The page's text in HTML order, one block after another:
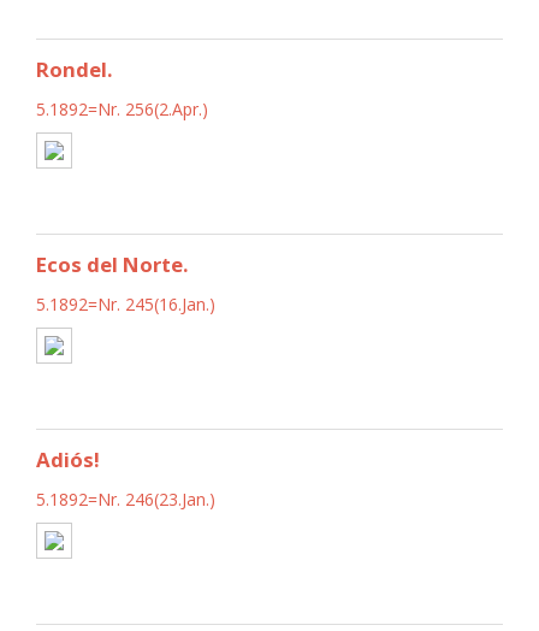
Rondel.
5.1892=Nr. 256(2.Apr.)
Ecos del Norte.
5.1892=Nr. 245(16.Jan.)
Adiós!
5.1892=Nr. 246(23.Jan.)